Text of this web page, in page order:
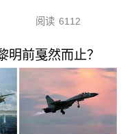
阅读 6112
前戛然而止？